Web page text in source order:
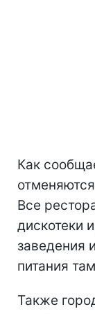
Как
Все
дискотеки
заведения
питания
Также